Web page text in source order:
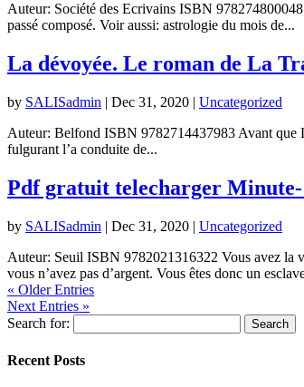
Auteur: Société des Ecrivains ISBN
passé composé. Voir aussi: astrologie du mois de...
La dévoyée. Le roman de La
by SALISadmin | Dec 31, 2020 | Uncategorized
Auteur: Belfond ISBN 9782714437983 Avant que
fulgurant l’a conduite de...
Pdf gratuit telecharger
by SALISadmin | Dec 31, 2020 | Uncategorized
Auteur: Seuil ISBN 9782021316322 Vous avez la
vous n’avez pas d’argent. Vous êtes donc un
« Older Entries
Next Entries »
Search for:
Recent Posts